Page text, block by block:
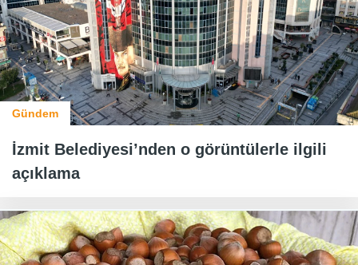
Gündem
İzmit Belediyesi’nden o görüntülerle ilgili
açıklama